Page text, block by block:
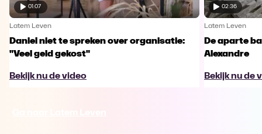
01:07
Latem Leven
Daniel niet te spreken over organisatie:
"Veel geld gekost"
Bekijk nu de video
02:36
Latem Leven
De aparte
Alexandre
Bekijk nu de